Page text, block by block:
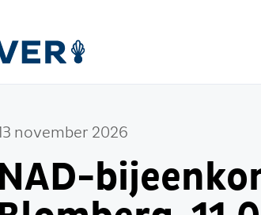
november 2026
NAD-